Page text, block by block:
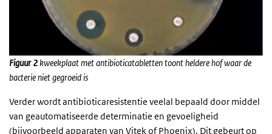
Figuur 2kweekplaat met antibioticatabletten toont heldere hof waar de
bacterie niet gegroeid is
Verder wordt antibioticaresistentie veelal bepaald door middel
van geautomatiseerde determinatie en gevoeligheid
(bijvoorbeeld apparaten van Vitek of Phoenix). Dit gebeurt op